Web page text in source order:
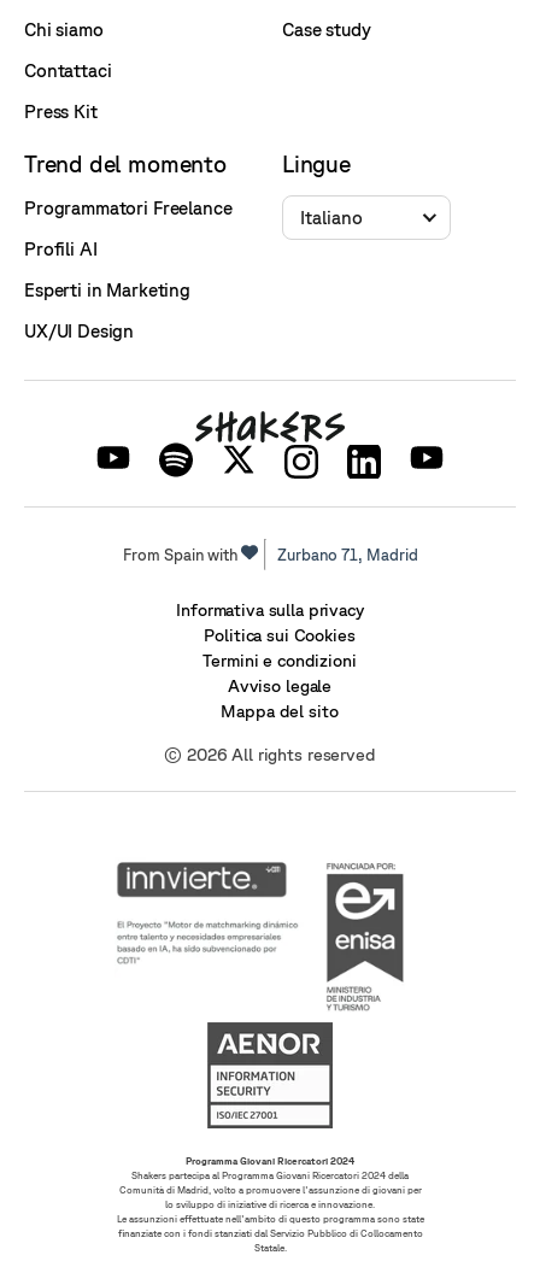
Chi siamo
Contattaci
Press Kit
Case study
Trend del momento
Programmatori Freelance
Profili AI
Esperti in Marketing
UX/UI Design
Lingue
Italiano
From Spain with Zurbano 71, Madrid
Informativa sulla privacy
Politica sui Cookies
Termini e condizioni
Avviso legale
Mappa del sito
© 2026 All rights reserved
Programma Giovani Ricercatori 2024
Shakers partecipa al Programma Giovani Ricercatori 2024 della
Comunità di Madrid, volto a promuovere l'assunzione di giovani per
lo sviluppo di iniziative di ricerca e innovazione.
Le assunzioni effettuate nell'ambito di questo programma sono state
finanziate con i fondi stanziati dal Servizio Pubblico di Collocamento
Statale.